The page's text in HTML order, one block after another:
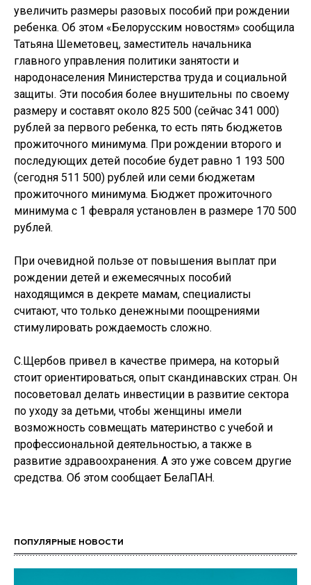
увеличить размеры разовых пособий при рождении
ребенка. Об этом «Белорусским новостям» сообщила
Татьяна Шеметовец, заместитель начальника
главного управления политики занятости и
народонаселения Министерства труда и социальной
защиты. Эти пособия более внушительны по своему
размеру и составят около 825 500 (сейчас 341 000)
рублей за первого ребенка, то есть пять бюджетов
прожиточного минимума. При рождении второго и
последующих детей пособие будет равно 1 193 500
(сегодня 511 500) рублей или семи бюджетам
прожиточного минимума. Бюджет прожиточного
минимума с 1 февраля установлен в размере 170 500
рублей.
При очевидной пользе от повышения выплат при
рождении детей и ежемесячных пособий
находящимся в декрете мамам, специалисты
считают, что только денежными поощрениями
стимулировать рождаемость сложно.
С.Щербов привел в качестве примера, на который
стоит ориентироваться, опыт скандинавских стран. Он
посоветовал делать инвестиции в развитие сектора
по уходу за детьми, чтобы женщины имели
возможность совмещать материнство с учебой и
профессиональной деятельностью, а также в
развитие здравоохранения. А это уже совсем другие
средства. Об этом сообщает БелаПАН.
ПОПУЛЯРНЫЕ НОВОСТИ